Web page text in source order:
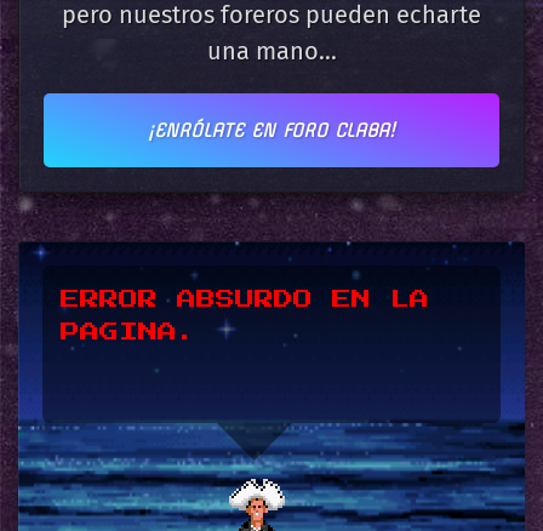
pero nuestros foreros pueden echarte
una mano...
¡ENRÓLATE EN FORO CLABA!
*UPSSS*